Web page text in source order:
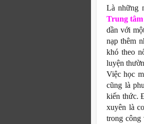
Là những
Trung
dần với
nạp thêm
khó theo
luyện
Việc học
cũng là
kiến thức.
xuyên là
trong công